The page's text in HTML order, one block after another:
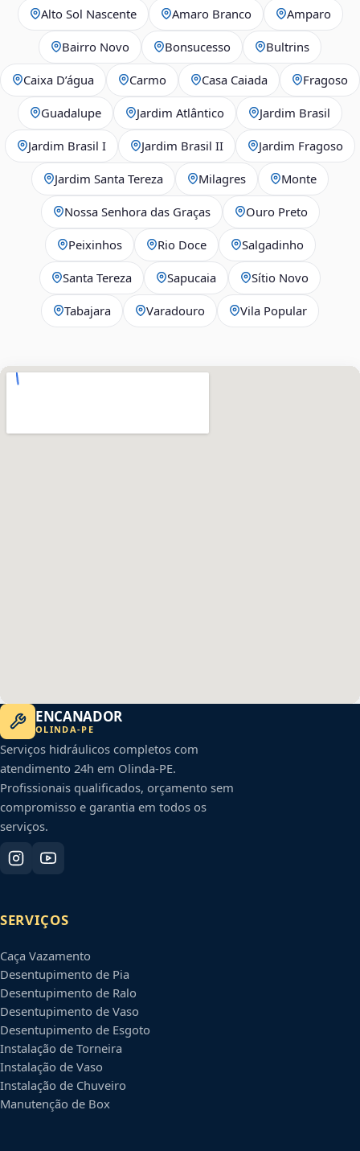
Alto Sol Nascente Amaro Branco Amparo
Bairro Novo Bonsucesso Bultrins
Caixa D’água Carmo Casa Caiada Fragoso
Guadalupe Jardim Atlântico Jardim Brasil
Jardim Brasil I Jardim Brasil II Jardim Fragoso
Jardim Santa Tereza Milagres Monte
Nossa Senhora das Graças Ouro Preto
Peixinhos Rio Doce Salgadinho
Santa Tereza Sapucaia Sítio Novo
Tabajara Varadouro Vila Popular
ENCANADOR
OLINDA-PE
Serviços hidráulicos completos com
atendimento 24h em Olinda-PE.
Profissionais qualificados, orçamento sem
compromisso e garantia em todos os
serviços.
SERVIÇOS
Caça Vazamento
Desentupimento de Pia
Desentupimento de Ralo
Desentupimento de Vaso
Desentupimento de Esgoto
Instalação de Torneira
Instalação de Vaso
Instalação de Chuveiro
Manutenção de Box